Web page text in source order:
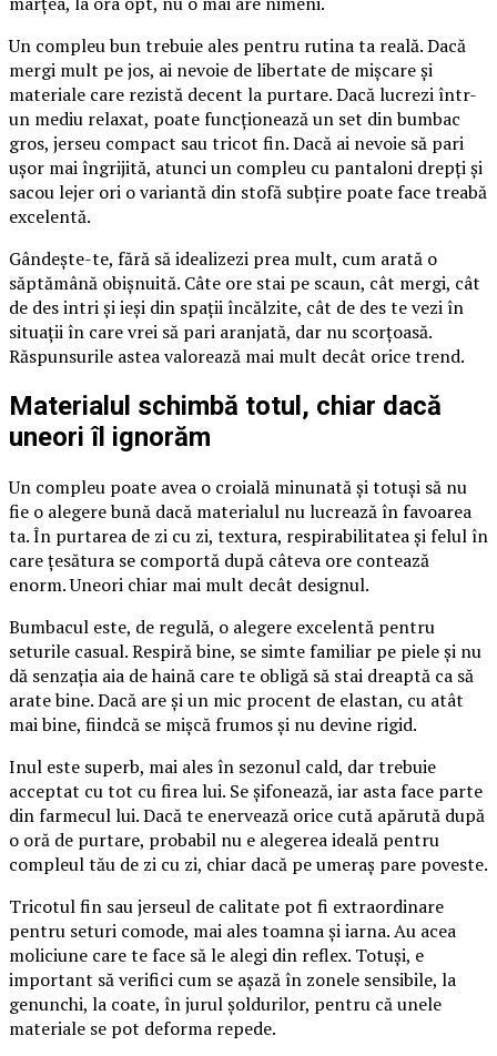
Un compleu bun trebuie ales pentru rutina ta reală. Dacă
mergi mult pe jos, ai nevoie de libertate de mișcare și
materiale care rezistă decent la purtare. Dacă lucrezi într-
un mediu relaxat, poate funcționează un set din bumbac
gros, jerseu compact sau tricot fin. Dacă ai nevoie să pari
ușor mai îngrijită, atunci un compleu cu pantaloni drepți și
sacou lejer ori o variantă din stofă subțire poate face treabă
excelentă.
Gândește-te, fără să idealizezi prea mult, cum arată o
săptămână obișnuită. Câte ore stai pe scaun, cât mergi, cât
de des intri și ieși din spații încălzite, cât de des te vezi în
situații în care vrei să pari aranjată, dar nu scorțoasă.
Răspunsurile astea valorează mai mult decât orice trend.
Materialul schimbă totul, chiar dacă
uneori îl ignorăm
Un compleu poate avea o croială minunată și totuși să nu
fie o alegere bună dacă materialul nu lucrează în favoarea
ta. În purtarea de zi cu zi, textura, respirabilitatea și felul în
care țesătura se comportă după câteva ore contează
enorm. Uneori chiar mai mult decât designul.
Bumbacul este, de regulă, o alegere excelentă pentru
seturile casual. Respiră bine, se simte familiar pe piele și nu
dă senzația aia de haină care te obligă să stai dreaptă ca să
arate bine. Dacă are și un mic procent de elastan, cu atât
mai bine, fiindcă se mișcă frumos și nu devine rigid.
Inul este superb, mai ales în sezonul cald, dar trebuie
acceptat cu tot cu firea lui. Se șifonează, iar asta face parte
din farmecul lui. Dacă te enervează orice cută apărută după
o oră de purtare, probabil nu e alegerea ideală pentru
compleul tău de zi cu zi, chiar dacă pe umeraș pare poveste.
Tricotul fin sau jerseul de calitate pot fi extraordinare
pentru seturi comode, mai ales toamna și iarna. Au acea
moliciune care te face să le alegi din reflex. Totuși, e
important să verifici cum se așază în zonele sensibile, la
genunchi, la coate, în jurul șoldurilor, pentru că unele
materiale se pot deforma repede.